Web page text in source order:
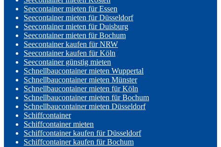
Seecontainer mieten für Essen
Seecontainer mieten für Düsseldorf
Seecontainer mieten für Duisburg
Seecontainer mieten für Bochum
Seecontainer kaufen für NRW
Seecontainer kaufen für Köln
Seecontainer günstig mieten
Schnellbaucontainer mieten Wuppertal
Schnellbaucontainer mieten Münster
Schnellbaucontainer mieten für Köln
Schnellbaucontainer mieten für Bochum
Schnellbaucontainer mieten Düsseldorf
Schiffcontainer
Schiffcontainer mieten
Schiffcontainer kaufen für Düsseldorf
Schiffcontainer kaufen für Bochum